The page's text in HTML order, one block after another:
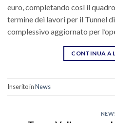
euro, completando così il
termine dei lavori per il Tunnel
complessivo aggiornato per
CONTINUA A
Inserito inNews